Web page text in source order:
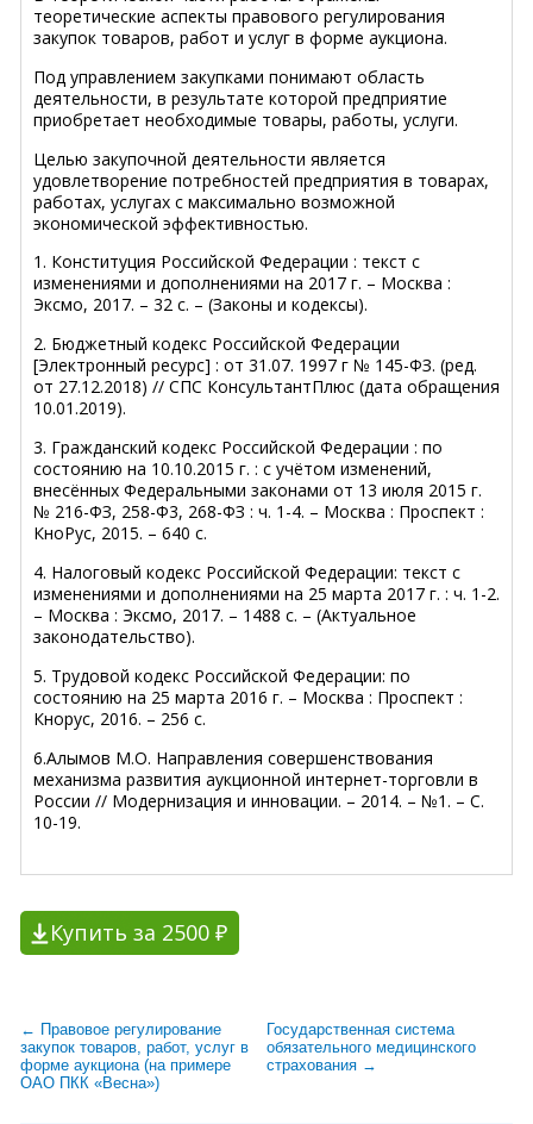
теоретические аспекты правового регулирования
закупок товаров, работ и услуг в форме аукциона.
Под управлением закупками понимают область
деятельности, в результате которой предприятие
приобретает необходимые товары, работы, услуги.
Целью закупочной деятельности является
удовлетворение потребностей предприятия в товарах,
работах, услугах с максимально возможной
экономической эффективностью.
1. Конституция Российской Федерации : текст с
изменениями и дополнениями на 2017 г. – Москва :
Эксмо, 2017. – 32 с. – (Законы и кодексы).
2. Бюджетный кодекс Российской Федерации
[Электронный ресурс] : от 31.07. 1997 г № 145-ФЗ. (ред.
от 27.12.2018) // СПС КонсультантПлюс (дата обращения
10.01.2019).
3. Гражданский кодекс Российской Федерации : по
состоянию на 10.10.2015 г. : с учётом изменений,
внесённых Федеральными законами от 13 июля 2015 г.
№ 216-ФЗ, 258-Ф3, 268-ФЗ : ч. 1-4. – Москва : Проспект :
КноРус, 2015. – 640 с.
4. Налоговый кодекс Российской Федерации: текст с
изменениями и дополнениями на 25 марта 2017 г. : ч. 1-2.
– Москва : Эксмо, 2017. – 1488 с. – (Актуальное
законодательство).
5. Трудовой кодекс Российской Федерации: по
состоянию на 25 марта 2016 г. – Москва : Проспект :
Кнорус, 2016. – 256 с.
6.Алымов М.О. Направления совершенствования
механизма развития аукционной интернет-торговли в
России // Модернизация и инновации. – 2014. – №1. – С.
10-19.
Купить за 2500 ₽
← Правовое регулирование
закупок товаров, работ, услуг в
форме аукциона (на примере
ОАО ПКК «Весна»)
Государственная система
обязательного медицинского
страхования →